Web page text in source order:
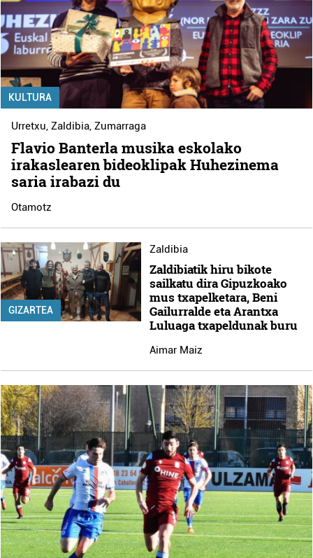
KULTURA
Urretxu,Zaldibia,Zumarraga
Flavio Banterla musika eskolako
irakaslearen bideoklipak Huhezinema
saria irabazi du
Otamotz
GIZARTEA
Zaldibia
Zaldibiatik hiru bikote
sailkatu dira Gipuzkoako
mus txapelketara, Beni
Gailurralde eta Arantxa
Luluaga txapeldunak buru
Aimar Maiz